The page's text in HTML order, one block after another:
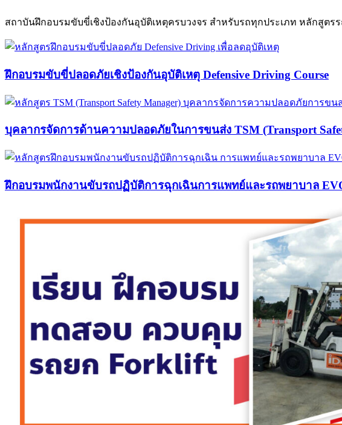
สถาบันฝึกอบรมขับขี่เชิงป้องกันอุบัติเหตุครบวงจร สำหรับรถทุกประเภท หลักสูต
ฝึกอบรมขับขี่ปลอดภัยเชิงป้องกันอุบัติเหตุ Defensive Driving Course​
บุคลากรจัดการด้านความปลอดภัยในการขนส่ง TSM (Transport
ฝึกอบรมพนักงานขับรถปฏิบัติการฉุกเฉินการแพทย์และรถพยาบาล